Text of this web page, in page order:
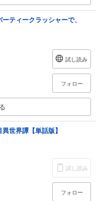
ティークラッシャーで、
試し読み
フォロー
世界譚【単話版】
試し読み
フォロー